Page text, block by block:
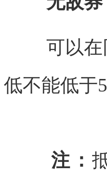
可以
低不能低于
注：